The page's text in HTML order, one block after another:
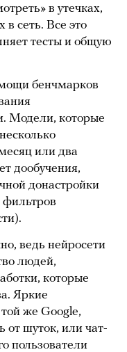
в утечках,
сеть. Все это
тесты и общую
бенчмарков
Модели, которые
или два
дообучения,
донастройки
ведь нейросети
людей,
которые
Яркие
же Google,
от шуток, или чат-
пользователи